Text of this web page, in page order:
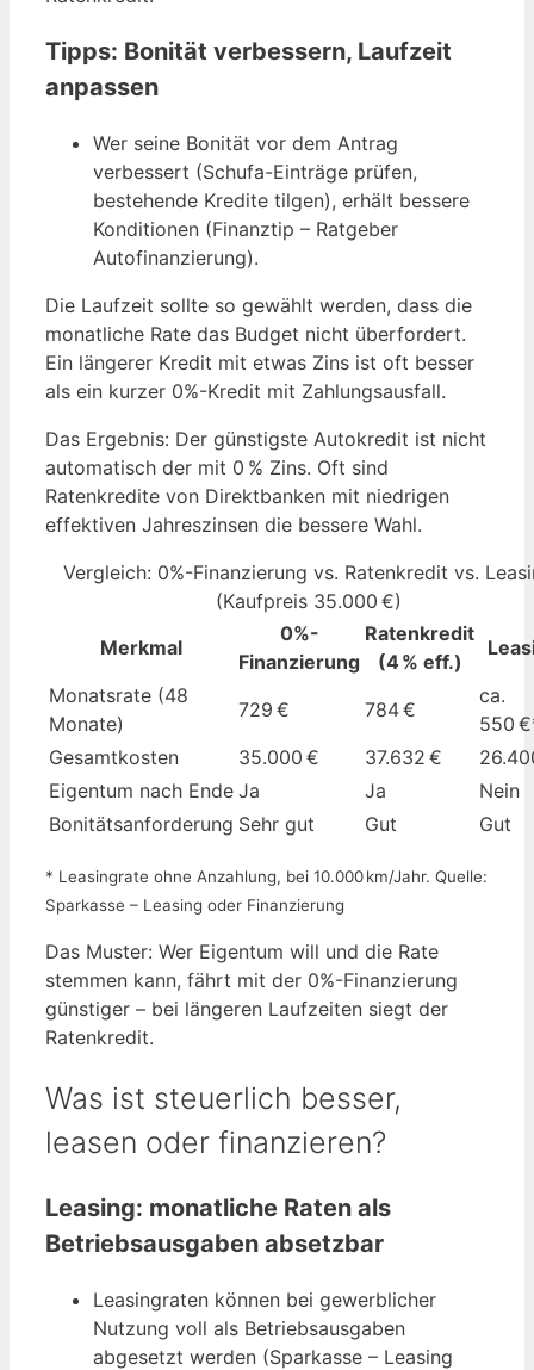
Tipps: Bonität verbessern, Laufzeit
anpassen
Wer seine Bonität vor dem Antrag
verbessert (Schufa-Einträge prüfen,
bestehende Kredite tilgen), erhält bessere
Konditionen (Finanztip – Ratgeber
Autofinanzierung).
Die Laufzeit sollte so gewählt werden, dass die
monatliche Rate das Budget nicht überfordert.
Ein längerer Kredit mit etwas Zins ist oft besser
als ein kurzer 0%-Kredit mit Zahlungsausfall.
Das Ergebnis: Der günstigste Autokredit ist nicht
automatisch der mit 0 % Zins. Oft sind
Ratenkredite von Direktbanken mit niedrigen
effektiven Jahreszinsen die bessere Wahl.
Vergleich: 0%-Finanzierung vs. Ratenkredit vs.
(Kaufpreis 35.000 €)
Merkmal
0%-
Finanzierung
Ratenkredit
(4 % eff.)
Monatsrate (48
Monate)
729 € 784 €
ca.
550
Gesamtkosten
35.000 € 37.632 €
Eigentum nach Ende Ja Ja
Nein
Bonitätsanforderung Sehr gut Gut Gut
* Leasingrate ohne Anzahlung, bei 10.000 km/Jahr. Quelle:
Sparkasse – Leasing oder Finanzierung
Das Muster: Wer Eigentum will und die Rate
stemmen kann, fährt mit der 0%-Finanzierung
günstiger – bei längeren Laufzeiten siegt der
Ratenkredit.
Was ist steuerlich besser,
leasen oder finanzieren?
Leasing: monatliche Raten als
Betriebsausgaben absetzbar
Leasingraten können bei gewerblicher
Nutzung voll als Betriebsausgaben
abgesetzt werden (Sparkasse – Leasing